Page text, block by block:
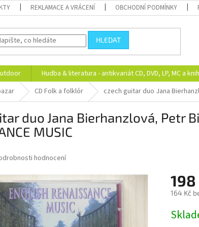
REKLAMACE A VRÁCENÍ OBCHODNÍ PODMÍNKY
HLEDAT
Hudba & literatura - antikvariát CD, DVD, LP, MC a
CD Folk a folklór czech guitar duo Jana
duo Jana Bierhanzlová, Petr
MUSIC
hodnocení
198
164 Kč
cena: